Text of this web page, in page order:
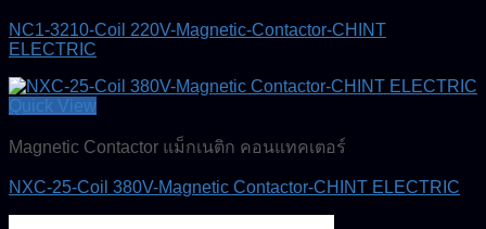
NC1-3210-Coil 220V-Magnetic-Contactor-CHINT
ELECTRIC
Quick View
Magnetic Contactor แม็กเนติก คอนแทคเตอร์
NXC-25-Coil 380V-Magnetic Contactor-CHINT ELECTRIC